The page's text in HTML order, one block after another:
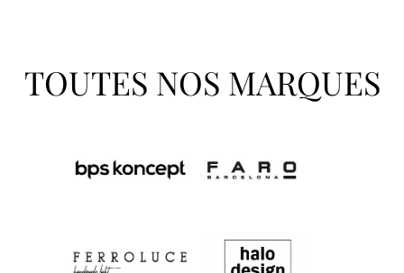
TOUTES NOS MARQUES